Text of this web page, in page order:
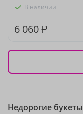
В наличии
6 060 ₽
Недорогие букеты